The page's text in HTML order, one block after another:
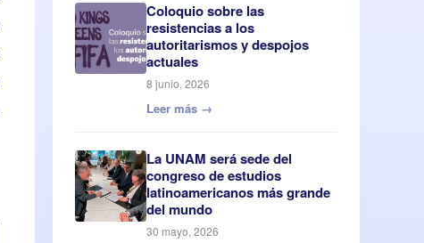
Coloquio sobre las
resistencias a los
autoritarismos y despojos
actuales
8 junio, 2026
Leer más →
La UNAM será sede del
congreso de estudios
latinoamericanos más grande
del mundo
30 mayo, 2026